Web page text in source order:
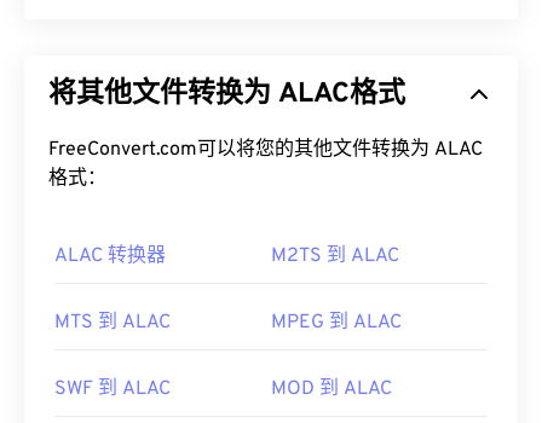
式 (RIFF)进行迭代的成果。WAV 文件比 M4A 和
放器上使用。然而，它们的音质确实优于M4A和
MP3。
如何打开 WAV 文件？
Player。或者，也可以使用iTunes、VLC media
件。
将其他文件转换为 ALAC格式
FreeConvert.com可以将您的其他文件转换为 ALAC
格式：
ALAC 转换器 M2TS 到 ALAC
MTS 到 ALAC MPEG 到 ALAC
SWF 到 ALAC MOD 到 ALAC